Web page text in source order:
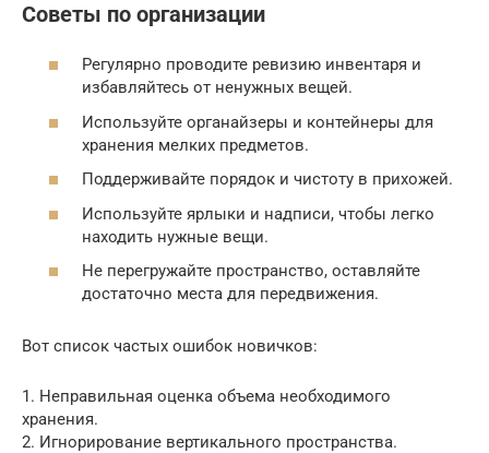
Советы по организации
Регулярно проводите ревизию инвентаря и
избавляйтесь от ненужных вещей.
Используйте органайзеры и контейнеры для
хранения мелких предметов.
Поддерживайте порядок и чистоту в прихожей.
Используйте ярлыки и надписи, чтобы легко
находить нужные вещи.
Не перегружайте пространство, оставляйте
достаточно места для передвижения.
Вот список частых ошибок новичков:
1. Неправильная оценка объема необходимого
хранения.
2. Игнорирование вертикального пространства.